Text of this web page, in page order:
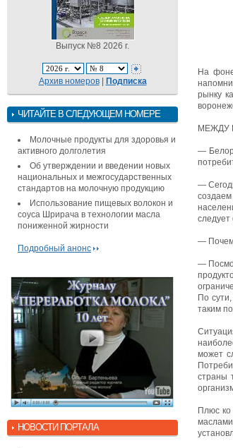
Выпуск №8 2026 г.
Архив номеров| Подписка
ЧИТАЙТЕ В СЛЕДУЮЩЕМ НОМЕРЕ
Молочные продукты для здоровья и
активного долголетия
Об утверждении и введении новых
национальных и межгосударственных
стандартов на молочную продукцию
Использование пищевых волокон и
соуса Шрирача в технологии масла
пониженной жирности
Подробный анонс
НОВОСТИ ПОРТАЛА
На
рынку
МЕЖДУ
—
—
следует
—
—
По
таким
может
страны
Плюс ко